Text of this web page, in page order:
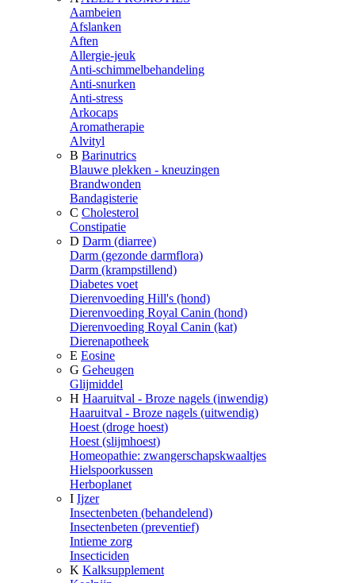
Aambeien
Afslanken
Aften
Allergie-jeuk
Anti-schimmelbehandeling
Anti-snurken
Anti-stress
Arkocaps
Aromatherapie
Alvityl
B Barinutrics
Blauwe plekken - kneuzingen
Brandwonden
Bandagisterie
C Cholesterol
Constipatie
D Darm (diarree)
Darm (gezonde darmflora)
Darm (krampstillend)
Diabetes voet
Dierenvoeding Hill's (hond)
Dierenvoeding Royal Canin (hond)
Dierenvoeding Royal Canin (kat)
Dierenapotheek
E Eosine
G Geheugen
Glijmiddel
H Haaruitval - Broze nagels (inwendig)
Haaruitval - Broze nagels (uitwendig)
Hoest (droge hoest)
Hoest (slijmhoest)
Homeopathie: zwangerschapskwaaltjes
Hielspoorkussen
Herboplanet
I Ijzer
Insectenbeten (behandelend)
Insectenbeten (preventief)
Intieme zorg
Insecticiden
K Kalksupplement